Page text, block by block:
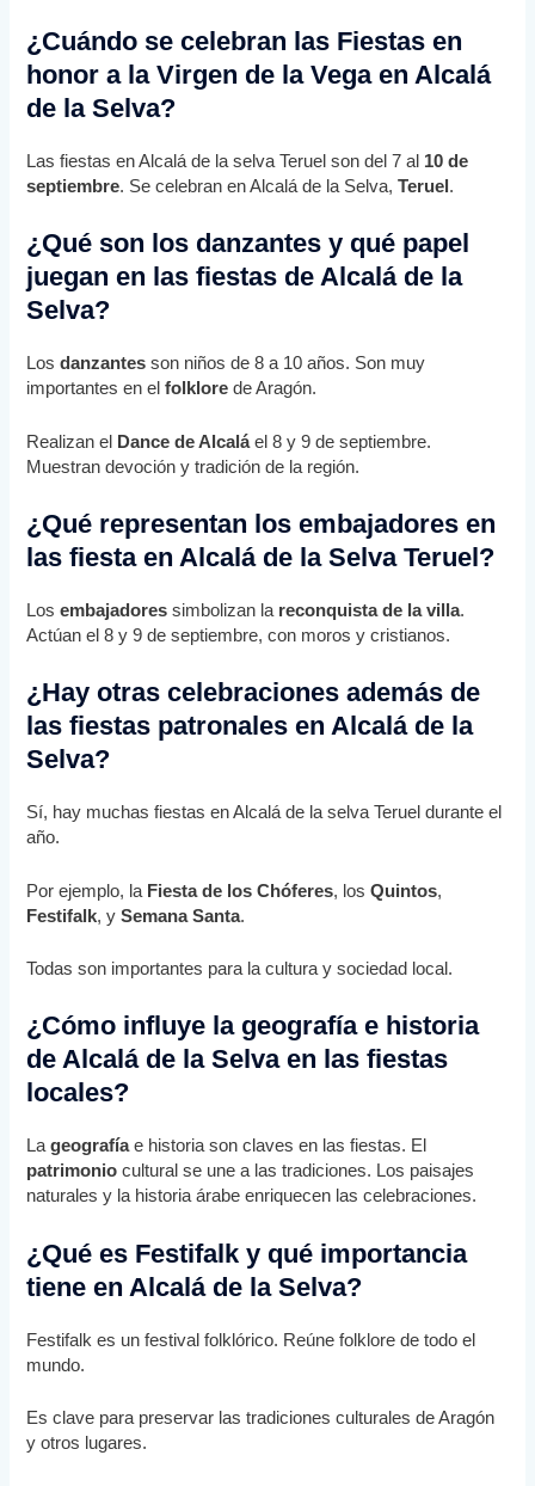
¿Cuándo se celebran las Fiestas en
honor a la Virgen de la Vega en Alcalá
de la Selva?
Las fiestas en Alcalá de la selva Teruel son del 7 al 10 de
septiembre. Se celebran en Alcalá de la Selva,Teruel .
¿Qué son los danzantes y qué papel
juegan en las fiestas de Alcalá de la
Selva?
Losdanzantes son niños de 8 a 10 años. Son muy
importantes en elfolklore de Aragón.
Realizan el Dance de Alcaláel 8 y 9 de septiembre.
Muestran devoción y tradición de la región.
¿Qué representan los embajadores en
las fiesta en Alcalá de la Selva Teruel?
Losembajadores simbolizan la reconquista de la villa.
Actúan el 8 y 9 de septiembre, con moros y cristianos.
¿Hay otras celebraciones además de
las fiestas patronales en Alcalá de la
Selva?
Sí, hay muchas fiestas en Alcalá de la selva Teruel durante el
año.
Por ejemplo, la Fiesta de los Chóferes, losQuintos,
Festifalk, ySemana Santa.
Todas son importantes para la cultura y sociedad local.
¿Cómo influye la geografía e historia
de Alcalá de la Selva en las fiestas
locales?
Lageografíae historia son claves en las fiestas. El
patrimonio cultural se une a las tradiciones. Los paisajes
naturales y la historia árabe enriquecen las celebraciones.
¿Qué es Festifalk y qué importancia
tiene en Alcalá de la Selva?
Festifalk es un festival folklórico. Reúne folklore de todo el
mundo.
Es clave para preservar las tradiciones culturales de Aragón
y otros lugares.